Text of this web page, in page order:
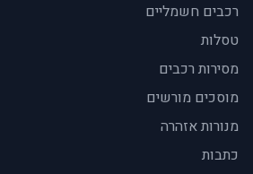
רכבים חשמליים
טסלות
מסירות רכבים
מוסכים מורשים
מנורות אזהרה
כתבות